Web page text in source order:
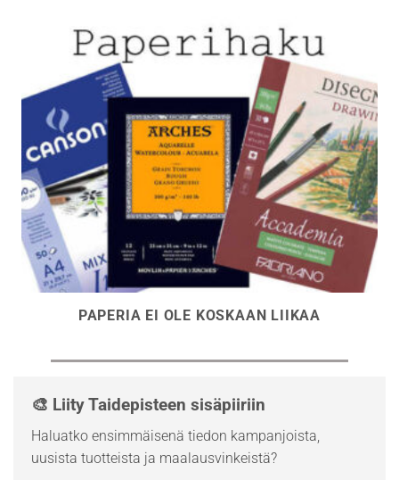
PAPERIA EI OLE KOSKAAN LIIKAA
🎨 Liity Taidepisteen sisäpiiriin
Haluatko ensimmäisenä tiedon kampanjoista,
uusista tuotteista ja maalausvinkeistä?